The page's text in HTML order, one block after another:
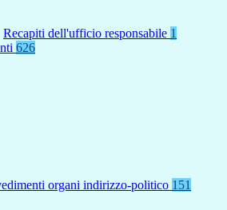
Recapiti dell'ufficio responsabile 1
626
organi indirizzo-politico 151